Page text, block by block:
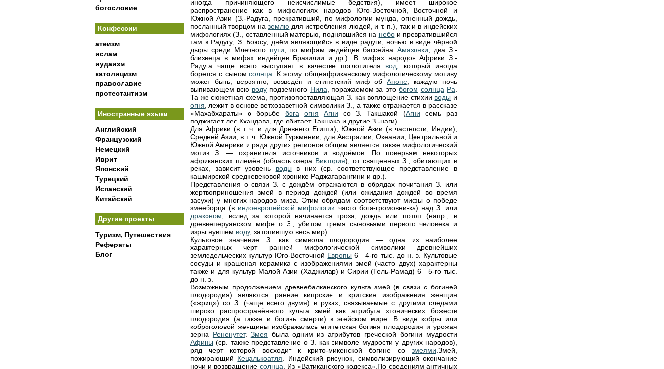
богословие
Конфессии
атеизм
ислам
иудаизм
католицизм
православие
протестантизм
Иностранные языки
Английский
Французский
Немецкий
Иврит
Японский
Турецкий
Испанский
Китайский
Другие проекты
Туризм, Путешествия
Рефераты
Блог
иногда причиняющего неисчислимые бедствия), имеет широкое
распространение как в мифологиях народов Юго-Восточной, Восточной и
Южной Азии (З.-Радуга, прекративший, по мифологии мунда, огненный дождь,
посланный творцом наземлю для истребления людей, и т. п.), так и в индейских
мифологиях (З., оставленный матерью, поднявшийся на небои превратившийся
там в Радугу; З. Боюсу, днём являющийся в виде радуги, ночью в виде чёрной
дыры среди Млечного пути , по мифам индейцев бассейна Амазонки; два З.-
близнеца в мифах индейцев Бразилии и др.). В мифах народов Африки З.-
Радуга чаще всего выступает в качестве поглотителя вод , который иногда
борется с сыном солнца . К этому общеафриканскому мифологическому мотиву
может быть, вероятно, возведён и египетский миф обАпопе , каждую ночь
выпивающем всю водуподземного Нила , поражаемом за этобогом солнца Ра
Та же сюжетная схема, противопоставляющая З. как воплощение стихии воды и
огня , лежит в основе ветхозаветной символики З., а также отражается в рассказе
«Махабхараты» о борьбе бога огня Агни со З. Такшакой (Агни семь раз
поджигает лес Кхандава, где обитает Такшака и другие З.-наги).
Для Африки (в т. ч. и для Древнего Египта), Южной Азии (в частности, Индии),
Средней Азии, в т. ч. Южной Туркмении; для Австралии, Океании, Центральной и
Южной Америки и ряда других регионов общим является также мифологический
мотив З. — охранителя источников и водоёмов. По поверьям некоторых
африканских племён (область озера Виктория), от священных З., обитающих в
реках, зависит уровень воды в них (ср. соответствующее представление в
кашмирской средневековой хронике Раджатарангини и др.).
Представления о связи З. с дождём отражаются в обрядах почитания З. или
жертвоприношения змей в период дождей (или ожидания дождей во время
засухи) у многих народов мира. Этим обрядам соответствуют мифы о победе
змееборца (в индоевропейской мифологии часто бога-громовни-ка) над З. или
драконом , вслед за которой начинается гроза, дождь или потоп (напр., в
древнеперуанском мифе о З., убитом тремя сыновьями первого человека и
изрыгнувшем воду, затопившую весь мир).
Культовое значение З. как символа плодородия — одна из наиболее
характерных черт ранней мифологической символики древнейших
земледельческих культур Юго-Восточной Европы 6—4-го тыс. до н. э. Культовые
сосуды и крашеная керамика с изображениями змей (часто двух) характерны
также и для культур Малой Азии (Хаджилар) и Сирии (Тель-Рамад) 6—5-го тыс.
до н. э.
Возможным продолжением древнебалканского культа змей (в связи с богиней
плодородия) являются ранние кипрские и критские изображения женщин
(«жриц») со З. (чаще всего двумя) в руках, связываемые с другими следами
широко распространённого культа змей как атрибута хтонических божеств
плодородия (а также и богинь смерти) в эгейском мире. В виде кобры или
коброголовой женщины изображалась египетская богиня плодородия и урожая
зерна Рененутет. Змея была одним из атрибутов греческой богини мудрости
Афины (ср. также представление о З. как символе мудрости у других народов),
ряд черт которой восходит к крито-микенской богине со змеями .Змей,
пожирающий Кецалькоатля . Индейский рисунок, символизирующий окончание
ночи и возвращение солнца . Из «Ватиканского кодекса».По сведениям античных